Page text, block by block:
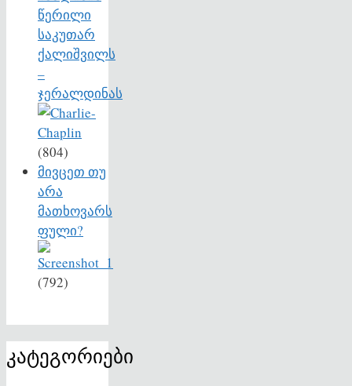
წერილი
საკუთარ
ქალიშვილს
–
ჯერალდინას
(804)
მივცეთ თუ
არა
მათხოვარს
ფული?
(792)
კატეგორიები